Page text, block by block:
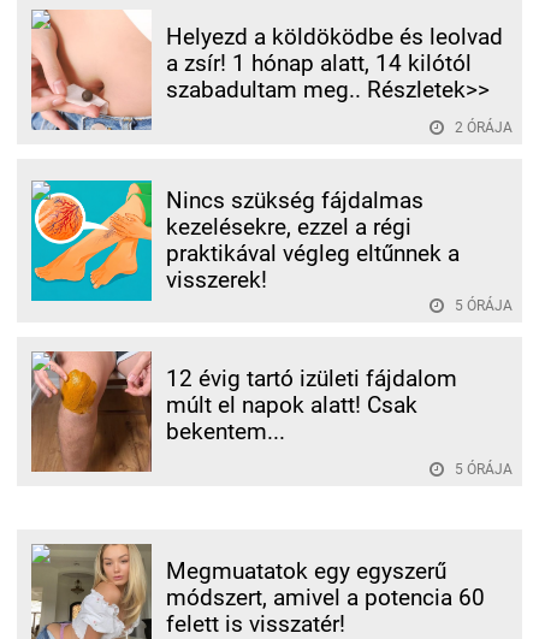
Helyezd a köldöködbe és leolvad
a zsír! 1 hónap alatt, 14 kilótól
szabadultam meg.. Részletek>>
2 ÓRÁJA
Nincs szükség fájdalmas
kezelésekre, ezzel a régi
praktikával végleg eltűnnek a
visszerek!
5 ÓRÁJA
12 évig tartó izületi fájdalom
múlt el napok alatt! Csak
bekentem...
5 ÓRÁJA
Megmuatatok egy egyszerű
módszert, amivel a potencia 60
felett is visszatér!